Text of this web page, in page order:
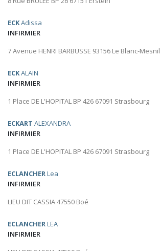
ECKAdissa
INFIRMIER
7 Avenue HENRI BARBUSSE 93156 Le Blanc-Mesnil
ECKALAIN
INFIRMIER
1 Place DE L'HOPITAL BP 426 67091 Strasbourg
ECKART ALEXANDRA
INFIRMIER
1 Place DE L'HOPITAL BP 426 67091 Strasbourg
ECLANCHERLea
INFIRMIER
LIEU DIT CASSIA 47550 Boé
ECLANCHERLEA
INFIRMIER